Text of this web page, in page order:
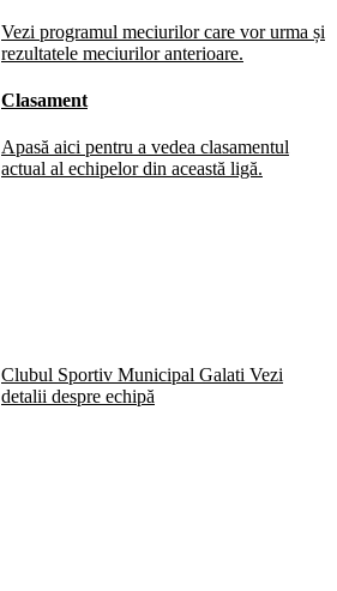
Vezi programul meciurilor care vor urma și
rezultatele meciurilor anterioare.
Clasament
Apasă aici pentru a vedea clasamentul
actual al echipelor din această ligă.
Clubul Sportiv Municipal Galati Vezi
detalii despre echipă